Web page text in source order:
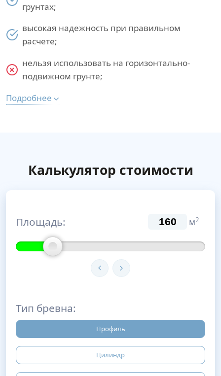
грунтах;
высокая надежность при правильном
расчете;
нельзя использовать на горизонтально-
подвижном грунте;
Подробнее
Калькулятор стоимости
Площадь: м2
Тип бревна:
Профиль
Цилиндр